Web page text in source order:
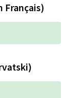
Français)